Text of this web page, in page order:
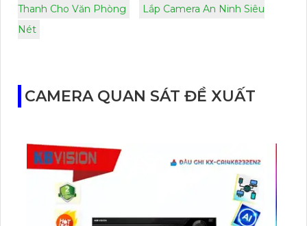
Thanh Cho Văn Phòng
Lắp Camera An Ninh Siêu
Nét
CAMERA QUAN SÁT ĐỀ XUẤT